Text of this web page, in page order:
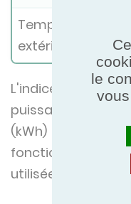
Température
extérieure
-
L'indice SCOP
puissance
(kWh) aux
fonctionnement,
utilisée
le